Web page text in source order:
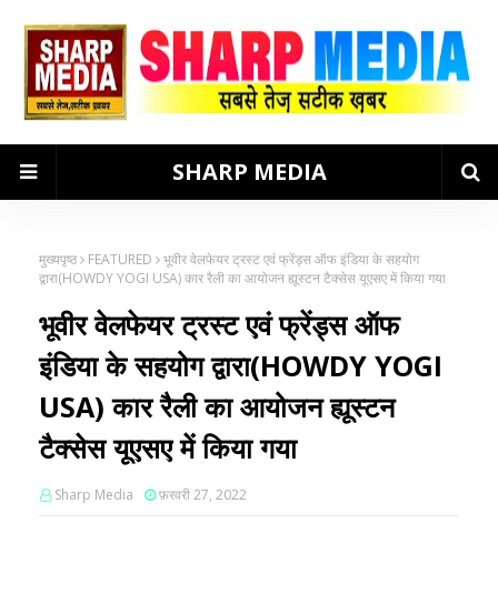
SHARP MEDIA
मुख्यपृष्ठ FEATURED
भूवीर वेलफेयर ट्रस्ट एवं फ्रेंड्स ऑफ इंडिया के सहयोग
द्वारा(HOWDY YOGI USA) कार रैली का आयोजन ह्यूस्टन टैक्सेस यूएसए में किया गया
भूवीर वेलफेयर ट्रस्ट एवं फ्रेंड्स ऑफ
इंडिया के सहयोग द्वारा(HOWDY YOGI
USA) कार रैली का आयोजन ह्यूस्टन
टैक्सेस यूएसए में किया गया
Sharp Media फ़रवरी 27, 2022